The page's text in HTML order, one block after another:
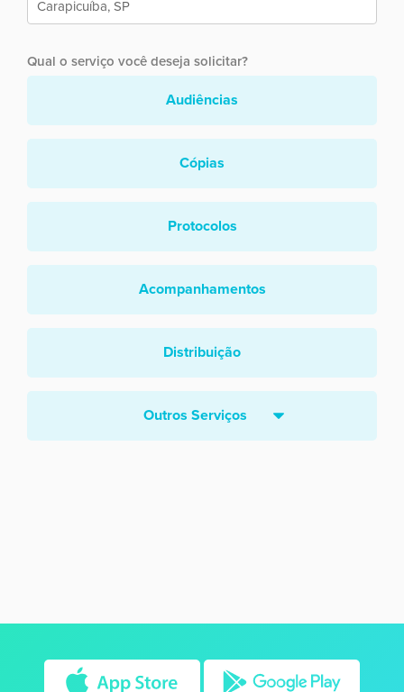
Qual o serviço você deseja solicitar?
Audiências
Cópias
Protocolos
Acompanhamentos
Distribuição
Outros Serviços